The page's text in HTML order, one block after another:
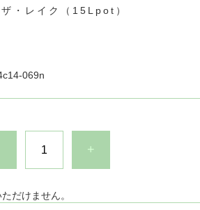
・レイク（15Lpot）
069n
+
だけません。